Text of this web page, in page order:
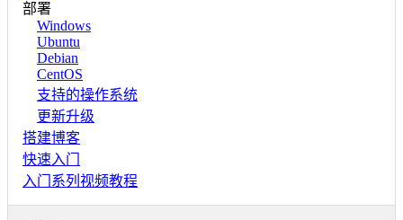
部署
Windows
Ubuntu
Debian
CentOS
支持的操作系统
更新升级
搭建博客
快速入门
入门系列视频教程